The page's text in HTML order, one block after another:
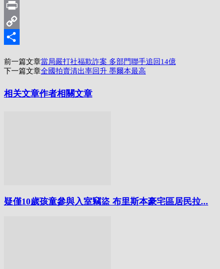
Line
Print
Copy
享
前一篇文章當局嚴打社福欺詐案 多部門聯手追回14億
下一篇文章全國拍賣清出率回升 墨爾本最高
相关文章作者相關文章
疑僅10歲孩童參與入室竊盜 布里斯本豪宅區居民拉...